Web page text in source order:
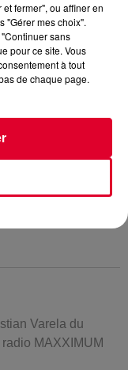
Varela du
MAXXIMUM
fermer", ou affiner en
"Gérer mes choix".
sans
pour ce site. Vous
à tout
de chaque page.